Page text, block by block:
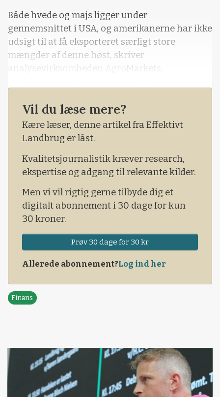
Både hvede og majs ligger under
gennemsnittet i USA, og amerikanerne har ikke
udsigt til at få eksporteret særligt store
mængder af denne høst, skriver
analysevirksomheden AgroMarkets.
Det er ikke før set, at man har vurderet
vinterhveden så ringe i USA, som det skete 30.
oktober i år.
Vil du læse mere?
Kære læser, denne artikel fra Effektivt
Landbrug er låst.
Kvalitetsjournalistik kræver research,
ekspertise og adgang til relevante kilder.
Men vi vil rigtig gerne tilbyde dig et
digitalt abonnement i 30 dage for kun
30 kroner.
Prøv 30 dage for 30 kr
Allerede abonnement?Log ind her
Finans